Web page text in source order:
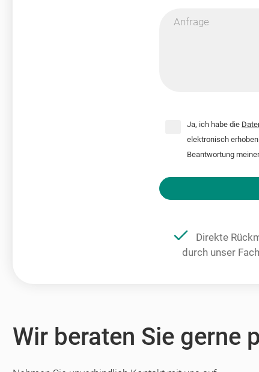
Anfrage
Ja, ich habe die
elektronisch
Beantwortung
Bitte nicht ausfüllen.
Direkte
durch unser
Wir beraten Sie gerne